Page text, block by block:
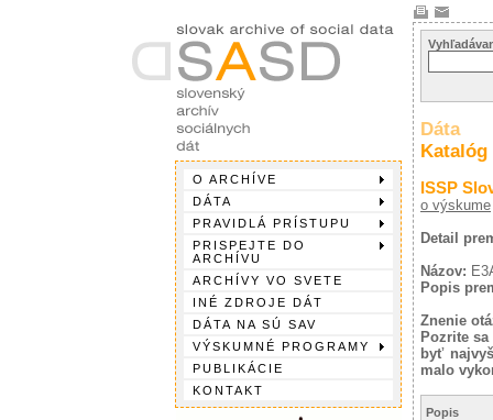
O ARCHÍVE
DÁTA
PRAVIDLÁ PRÍSTUPU
PRISPEJTE DO
ARCHÍVU
ARCHÍVY VO SVETE
INÉ ZDROJE DÁT
DÁTA NA SÚ SAV
VÝSKUMNÉ PROGRAMY
PUBLIKÁCIE
KONTAKT
Dáta
Katalóg
ISSP
o výskume
Detail
Názov:
Popis
Znenie
Pozrite
byť
malo
Popis